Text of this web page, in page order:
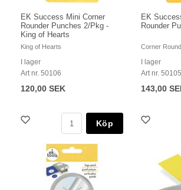
EK Success Mini Corner
Rounder Punches 2/Pkg -
King of Hearts
King of Hearts
I lager
Art nr. 50106
120,00 SEK
Köp
EK
Rounder
Corner
I lager
Art nr. 50105
143,00